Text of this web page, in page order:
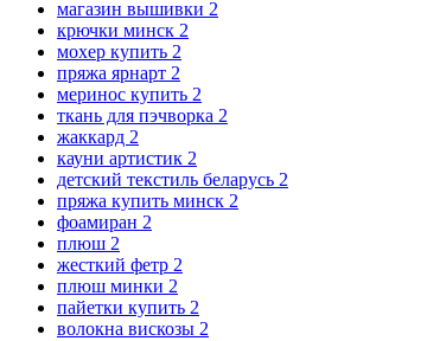
магазин вышивки 2
крючки минск 2
мохер купить 2
пряжа ярнарт 2
меринос купить 2
ткань для пэчворка 2
жаккард 2
кауни артистик 2
детский текстиль беларусь 2
пряжа купить минск 2
фоамиран 2
плюш 2
жесткий фетр 2
плюш минки 2
пайетки купить 2
волокна вискозы 2